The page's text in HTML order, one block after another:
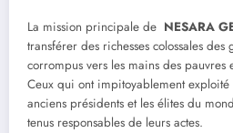
La mission principale de NESARA
transférer des richesses colossales
corrompus vers les mains des pauvres
Ceux qui ont impitoyablement
anciens présidents et les élites du
tenus responsables de leurs actes.